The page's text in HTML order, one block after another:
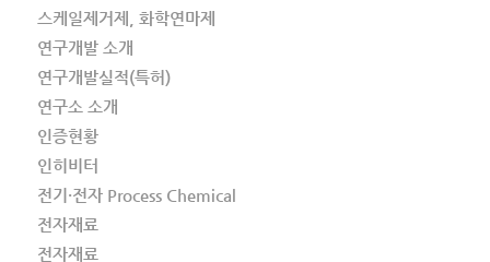
스케일제거제, 화학연마제
연구개발 소개
연구개발실적(특허)
연구소 소개
인증현황
인히비터
전기·전자 Process Chemical
전자재료
전자재료